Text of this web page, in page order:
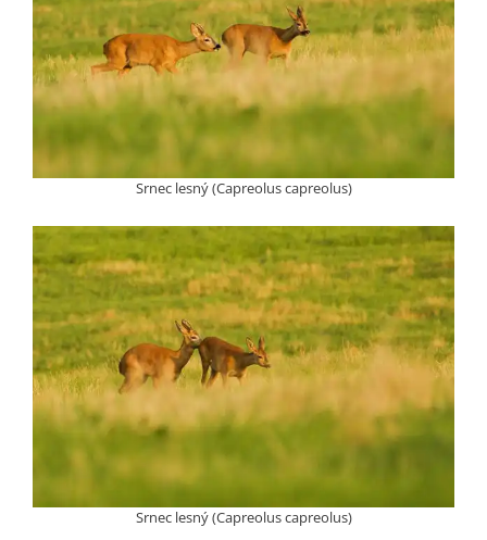
Srnec lesný (Capreolus capreolus)
Srnec lesný (Capreolus capreolus)